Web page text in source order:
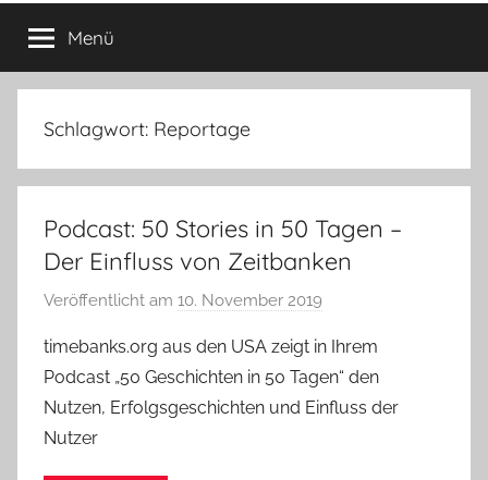
Menü
Schlagwort: Reportage
Podcast: 50 Stories in 50 Tagen –
Der Einfluss von Zeitbanken
Veröffentlicht am 10. November 2019
n
a
d
timebanks.org aus den USA zeigt in Ihrem
Podcast „50 Geschichten in 50 Tagen“ den
Nutzen, Erfolgsgeschichten und Einfluss der
Nutzer